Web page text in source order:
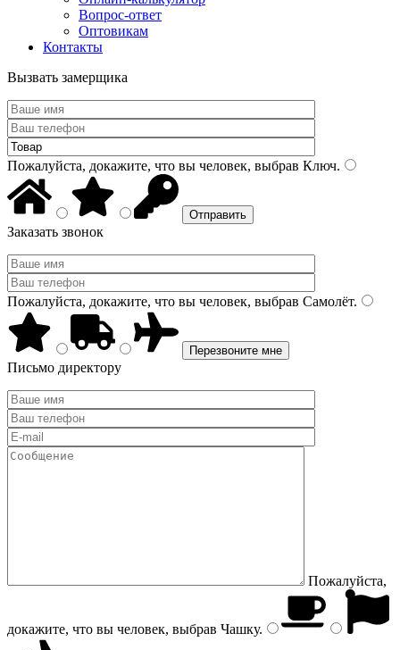
Вопрос-ответ
Оптовикам
Контакты
Вызвать замерщика
Пожалуйста, докажите, что вы человек, выбрав Ключ.
Заказать звонок
Пожалуйста, докажите, что вы человек, выбрав Самолёт.
Письмо директору
Пожалуйста,
докажите, что вы человек, выбрав Чашку.